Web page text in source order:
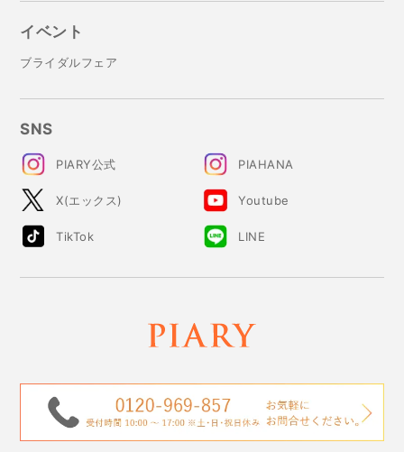
イベント
ブライダルフェア
SNS
PIARY公式 PIAHANA
X(エックス) Youtube
TikTok LINE